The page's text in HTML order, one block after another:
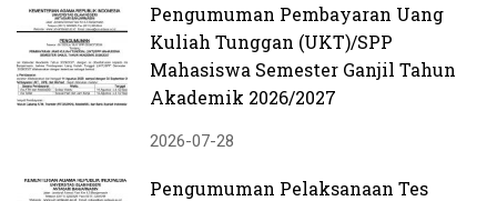
Pengumuman Pembayaran Uang
Kuliah Tunggan (UKT)/SPP
Mahasiswa Semester Ganjil Tahun
Akademik 2026/2027
2026-07-28
Pengumuman Pelaksanaan Tes